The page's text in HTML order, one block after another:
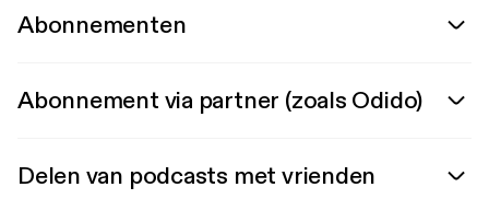
Abonnementen
Abonnement via partner (zoals Odido)
Delen van podcasts met vrienden